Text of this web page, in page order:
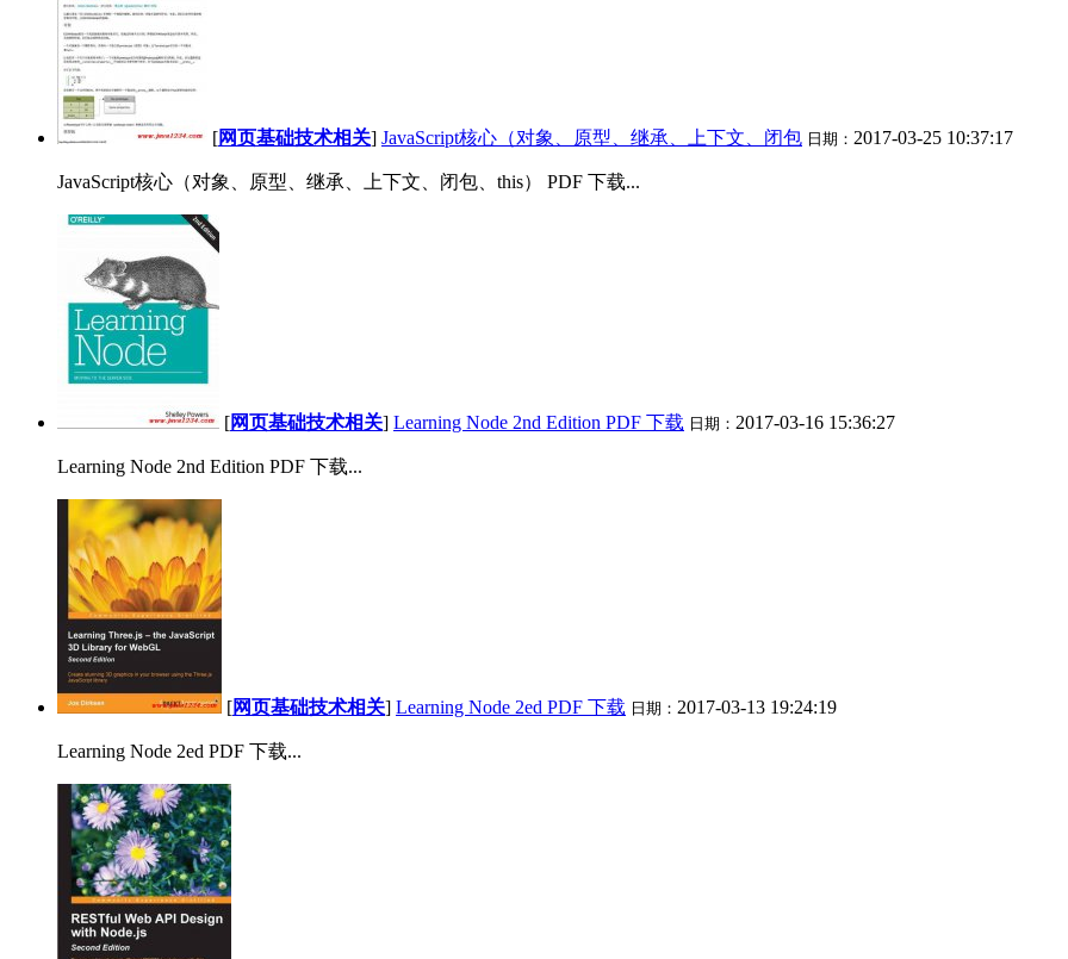
[网页基础技术相关] JavaScript核心（对象、原型、继承、上下文、闭包 日期： 2017-03-25 10:37:17
JavaScript核心（对象、原型、继承、上下文、闭包、this） PDF 下载...
[网页基础技术相关] Learning Node 2nd Edition PDF 下载 日期： 2017-03-16 15:36:27
Learning Node 2nd Edition PDF 下载...
[网页基础技术相关] Learning Node 2ed PDF 下载 日期： 2017-03-13 19:24:19
Learning Node 2ed PDF 下载...